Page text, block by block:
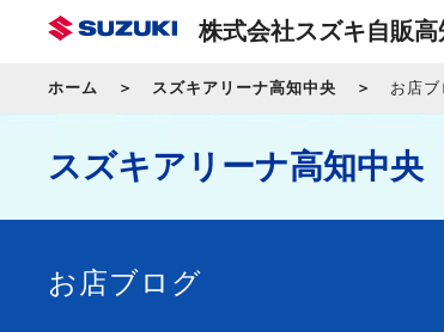
株式会社スズキ自販高
ホーム スズキアリーナ高知中央 お店ブ
スズキアリーナ高知中央
お店ブログ